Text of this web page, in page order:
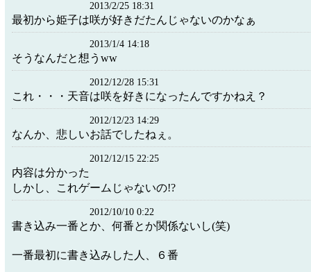
2013/2/25 18:31
最初から姫子は咲が好きだたんじゃないのかなぁ
2013/1/4 14:18
そうなんだと想うww
2012/12/28 15:31
これ・・・天音は咲を好きになったんですかねえ？
2012/12/23 14:29
なんか、悲しいお話でしたねぇ。
2012/12/15 22:25
内容は分かった
しかし、これゲームじゃないの!?
2012/10/10 0:22
書き込み一番とか、何番とか関係ないし(笑)
一番最初に書き込みした人、６番